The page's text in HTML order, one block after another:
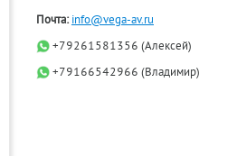
Почта: info@vega-av.ru
+79261581356 (Алексей)
+79166542966 (Владимир)